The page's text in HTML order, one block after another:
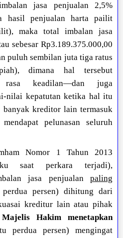
jasa penjualan 2,5%
hasil penjualan harta pailit
maka total imbalan jasa
sebesar Rp3.189.375.000,00
puluh sembilan juta tiga ratus
dimana hal tersebut
rasa keadilan—dan juga
nilai kepatutan ketika hal itu
kreditor lain termasuk
pelunasan seluruh
Nomor 1 Tahun 2013
saat perkara terjadi),
jasa penjualan paling
persen) dihitung dari
kreditur lain atau pihak
Hakim menetapkan
perdua persen) mengingat